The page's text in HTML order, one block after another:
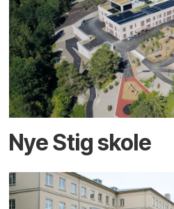
Nye Stig skole